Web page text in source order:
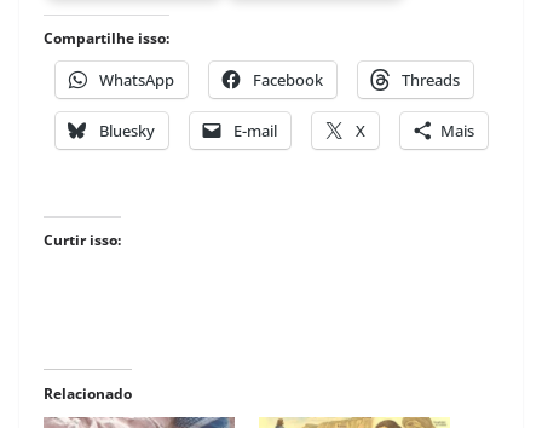
Compartilhe isso:
WhatsApp Facebook Threads
Bluesky E-mail X Mais
Curtir isso:
Relacionado